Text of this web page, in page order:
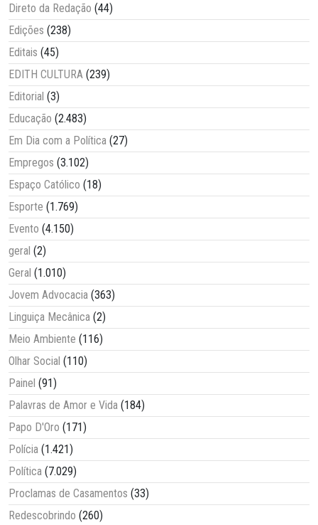
Direto da Redação (44)
Edições (238)
Editais (45)
EDITH CULTURA (239)
Editorial (3)
Educação (2.483)
Em Dia com a Política (27)
Empregos (3.102)
Espaço Católico (18)
Esporte (1.769)
Evento (4.150)
geral (2)
Geral (1.010)
Jovem Advocacia (363)
Linguiça Mecânica (2)
Meio Ambiente (116)
Olhar Social (110)
Painel (91)
Palavras de Amor e Vida (184)
Papo D'Oro (171)
Polícia (1.421)
Política (7.029)
Proclamas de Casamentos (33)
Redescobrindo (260)